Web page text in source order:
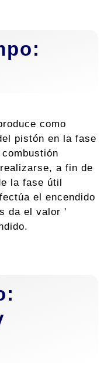
como
pistón en la fase
a fin de
la fase útil
el encendido
da el valor '